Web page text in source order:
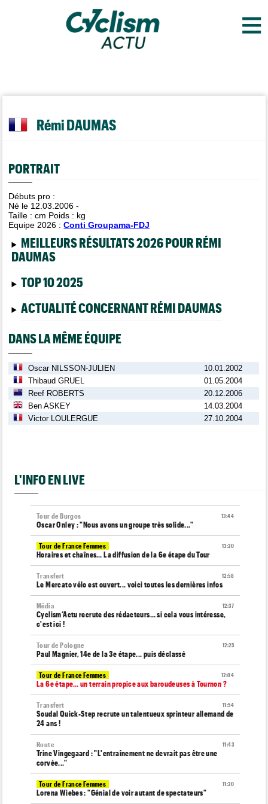
≡
Rémi DAUMAS
PORTRAIT
Débuts pro :
Né le 12.03.2006 -
Taille :cm Poids : kg
Equipe 2026 :Conti Groupama-FDJ
MEILLEURS RÉSULTATS 2026 POUR RÉMI
DAUMAS
TOP 10 2025
ACTUALITÉ CONCERNANT RÉMI DAUMAS
DANS LA MÊME ÉQUIPE
Oscar NILSSON-JULIEN
10.01.2002
Thibaud GRUEL
01.05.2004
Reef ROBERTS
20.12.2006
Ben ASKEY
14.03.2004
Victor LOULERGUE
27.10.2004
L'INFO EN LIVE
13:44
Tour de Burgos
Oscar Onley : "Nous avons un groupe très solide..."
13:20
Tour de France Femmes
Horaires et chaînes… La diffusion de la 6e étape du Tour
12:58
Transfert
Le Mercato vélo est ouvert... voici toutes les dernières infos
12:37
Média
Cyclism’Actu recrute des rédacteurs… si cela vous intéresse,
c'est ici !
12:25
Tour de Pologne
Paul Magnier, 14e de la 3e étape... puis déclassé
12:04
Tour de France Femmes
La 6e étape… un terrain propice aux baroudeuses à Tournon ?
11:54
Transfert
Soudal Quick-Step recrute un talentueux sprinteur allemand de
24 ans !
11:43
Route
Trine Vingegaard : "L'entraînement ne devrait pas être une
corvée..."
11:20
Tour de France Femmes
Lorena Wiebes : "Génial de voir autant de spectateurs"